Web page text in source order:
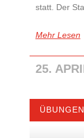
statt. Der
Mehr Lesen
25.
ÜBUNGEN